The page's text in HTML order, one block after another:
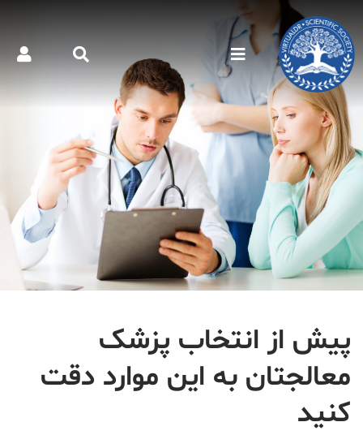
پیش از انتخاب پزشک
معالجتان به این موارد دقت
کنید